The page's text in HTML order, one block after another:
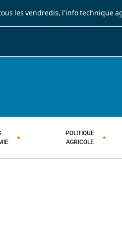
les vendredis, l'info technique
POLITIQUE
AGRICOLE